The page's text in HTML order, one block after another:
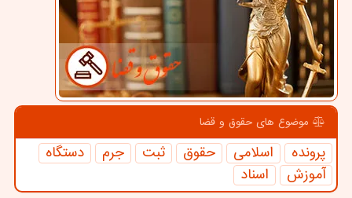
موضوع های حقوق و قضا
پرونده اسلامی حقوق ثبت جرم
دستگاه
آموزش
اسناد